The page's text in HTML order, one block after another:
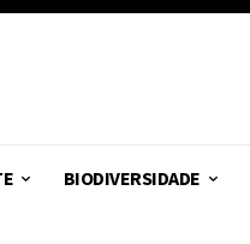
BIODIVERSIDADE